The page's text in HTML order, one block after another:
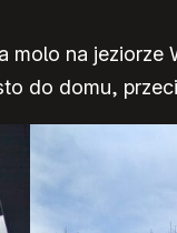
molo na
do domu,